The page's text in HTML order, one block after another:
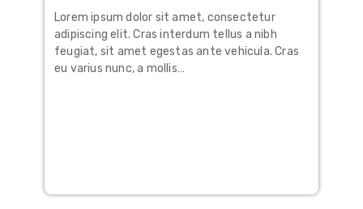
Lorem ipsum dolor sit amet, consectetur
adipiscing elit. Cras interdum tellus a nibh
feugiat, sit amet egestas ante vehicula. Cras
eu varius nunc, a mollis…